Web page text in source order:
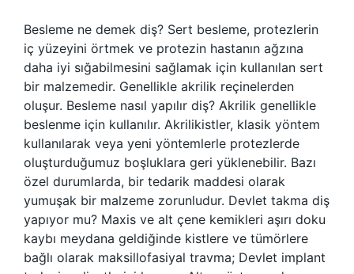
Besleme ne demek diş? Sert besleme, protezlerin
iç yüzeyini örtmek ve protezin hastanın ağzına
daha iyi sığabilmesini sağlamak için kullanılan sert
bir malzemedir. Genellikle akrilik reçinelerden
oluşur. Besleme nasıl yapılır diş? Akrilik genellikle
beslenme için kullanılır. Akrilikistler, klasik yöntem
kullanılarak veya yeni yöntemlerle protezlerde
oluşturduğumuz boşluklara geri yüklenebilir. Bazı
özel durumlarda, bir tedarik maddesi olarak
yumuşak bir malzeme zorunludur. Devlet takma diş
yapıyor mu? Maxis ve alt çene kemikleri aşırı doku
kaybı meydana geldiğinde kistlere ve tümörlere
bağlı olarak maksillofasiyal travma; Devlet implant